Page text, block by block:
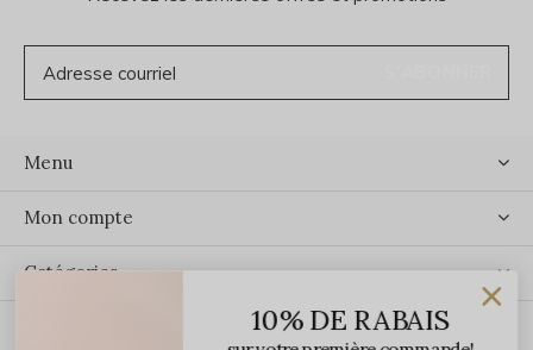
Menu
Mon compte
Catégories
10% DE RABAIS